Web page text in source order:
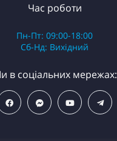
Час роботи
Пн-Пт: 09:00-18:00
Сб-Нд: Вихідний
в соціальних мережах: